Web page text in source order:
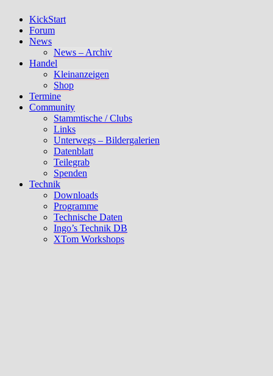
KickStart
Forum
News
News – Archiv
Handel
Kleinanzeigen
Shop
Termine
Community
Stammtische / Clubs
Links
Unterwegs – Bildergalerien
Datenblatt
Teilegrab
Spenden
Technik
Downloads
Programme
Technische Daten
Ingo’s Technik DB
XTom Workshops